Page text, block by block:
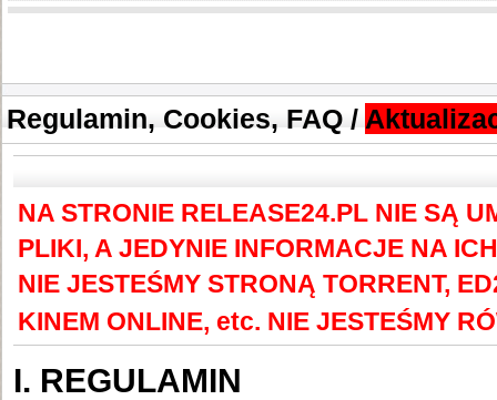
Regulamin, Cookies, FAQ /
NA STRONIE RELEASE24.PL NIE SĄ
PLIKI, A JEDYNIE INFORMACJE NA
NIE JESTEŚMY STRONĄ TORRENT,
KINEM ONLINE, etc. NIE JESTEŚMY
I. REGULAMIN